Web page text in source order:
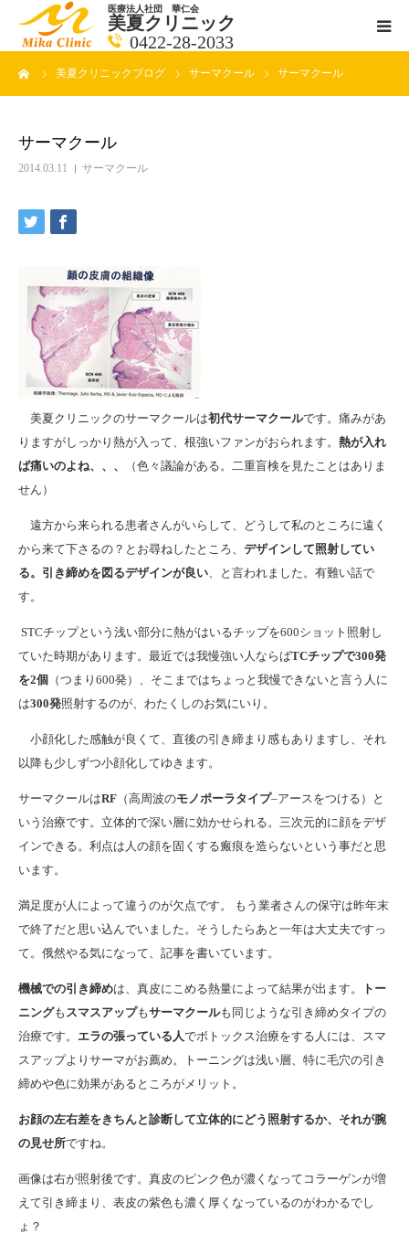
医療法人社団 華仁会
美夏クリニック
0422-28-2033
美夏クリニックブログ サーマクール サーマクール
サーマクール
2014.03.11 サーマクール
美夏クリニックのサーマクールは初代サーマクールです。痛みがあ
りますがしっかり熱が入って、根強いファンがおられます。 熱が入れ
ば痛いのよね、、、
（色々議論がある。二重盲検を見たことはありま
せん）
遠方から来られる患者さんがいらして、どうして私のところに遠く
から来て下さるの？とお尋ねしたところ、 デザインして照射してい
る。引き締めを図るデザインが良い、と言われました。有難い話で
す。
STCチップという浅い部分に熱がはいるチップを600ショット照射し
ていた時期があります。最近では我慢強い人ならばTCチップで300発
を2個
（つまり600発）、そこまではちょっと我慢できないと言う人に
は300発照射するのが、わたくしのお気にいり。
小顔化した感触が良くて、直後の引き締まり感もありますし、それ
以降も少しずつ小顔化してゆきます。
サーマクールはRF （高周波のモノポーラタイプ–アースをつける）と
いう治療です。立体的で深い層に効かせられる。三次元的に顔をデザ
インできる。利点は人の顔を固くする瘢痕を造らないという事だと思
います。
満足度が人によって違うのが欠点です。 もう業者さんの保守は昨年末
で終了だと思い込んでいました。そうしたらあと一年は大丈夫ですっ
て。俄然やる気になって、記事を書いています。
機械での引き締めは、真皮にこめる熱量によって結果が出ます。
トー
ニングも スマスアップもサーマクールも同じような引き締めタイプの
治療です。 エラの張っている人でボトックス治療をする人には、スマ
スアップよりサーマがお薦め。トーニングは浅い層、特に毛穴の引き
締めや色に効果があるところがメリット。
お顔の左右差をきちんと診断して立体的にどう照射するか、それが腕
の見せ所ですね。
画像は右が照射後です。真皮のピンク色が濃くなってコラーゲンが増
えて引き締まり、表皮の紫色も濃く厚くなっているのがわかるでし
ょ？
医師紹介
アクセス
メールで相談
ブログ一覧ページ
料金一覧 new